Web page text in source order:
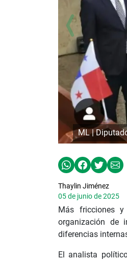
ML |
Thaylin Jiménez
05 de junio de 2025
Más fricciones
organización de
diferencias
El analista